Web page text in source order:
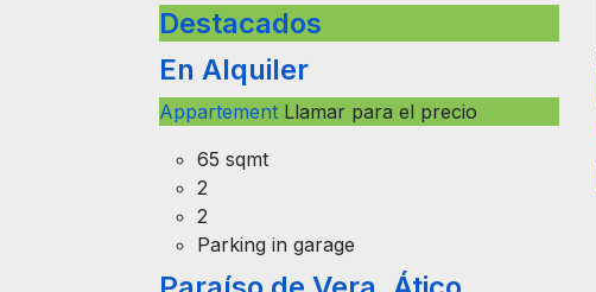
En Alquiler
AppartementLlamar para el precio
65 sqmt
2
Parking in garage
Paraíso de Vera, Ático
Palmerston A